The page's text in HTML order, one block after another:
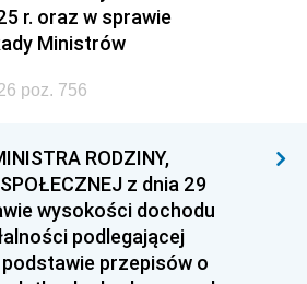
r. oraz w sprawie
Ministrów
poz. 756
RODZINY,
z dnia 29
wysokości dochodu
podlegającej
przepisów o